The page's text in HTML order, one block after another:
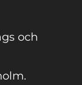
och